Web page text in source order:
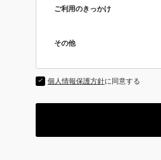
須)
ご利用のきっかけ
その他
個人情報保護方針に同意する